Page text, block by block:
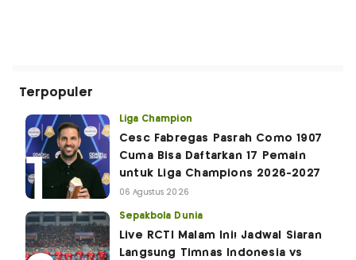
Terpopuler
Liga Champion
Cesc Fabregas Pasrah Como 1907
Cuma Bisa Daftarkan 17 Pemain
untuk Liga Champions 2026-2027
06 Agustus 2026
Sepakbola Dunia
Live RCTI Malam Ini! Jadwal Siaran
Langsung Timnas Indonesia vs